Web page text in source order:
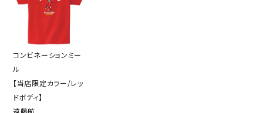
コンビネーションミー
ル
【当店限定カラー/レッ
ドボディ】